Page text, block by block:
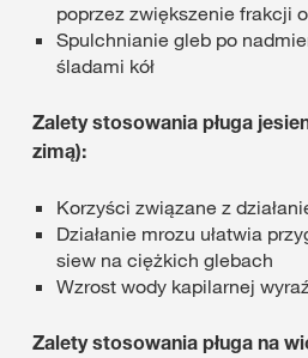
poprzez zwiększenie frakcji
Spulchnianie gleb po
śladami kół
Zalety stosowania pługa
zimą):
Korzyści związane z
Działanie mrozu ułatwia
siew na ciężkich glebach
Wzrost wody kapilarnej
Zalety stosowania pługa na